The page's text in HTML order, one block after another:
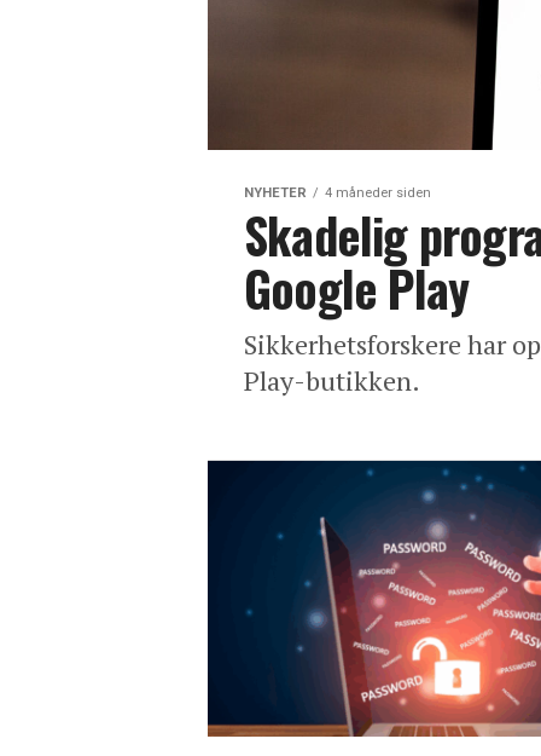
NYHETER 4 måneder siden
Skadelig
Google Play
Sikkerhetsforskere har
Play-butikken.